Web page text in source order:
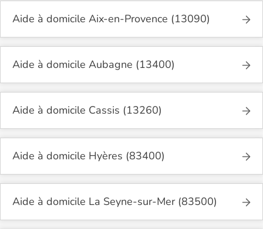
Aide à domicile Aix-en-Provence (13090)
Aide à domicile Aubagne (13400)
Aide à domicile Cassis (13260)
Aide à domicile Hyères (83400)
Aide à domicile La Seyne-sur-Mer (83500)